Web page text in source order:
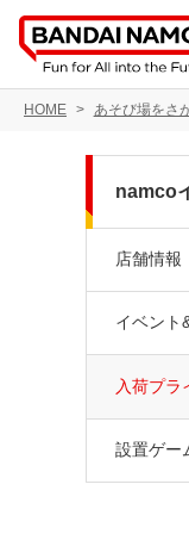
HOME あそび場をさ
namco
店舗情報
イベント
入荷プラ
設置ゲー